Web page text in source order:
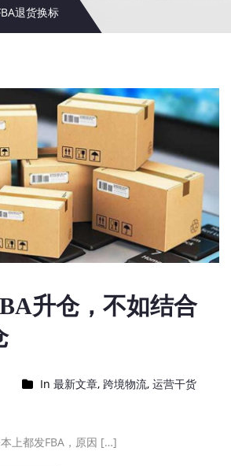
退货换标
升仓，不如结合
In 最新文章, 跨境物流, 运营干货
上都发FBA，原因 […]